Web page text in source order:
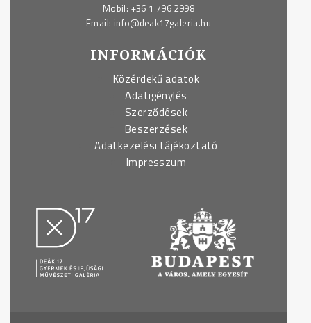
Mobil: +36 1 796 2998
Email: info@deak17galeria.hu
INFORMÁCIÓK
Közérdekű adatok
Adatigénylés
Szerződések
Beszerzések
Adatkezelési tájékoztató
Impresszum